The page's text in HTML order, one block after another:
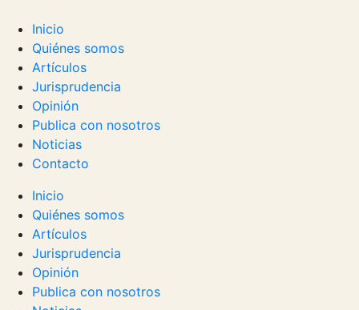
Inicio
Quiénes somos
Artículos
Jurisprudencia
Opinión
Publica con nosotros
Noticias
Contacto
Inicio
Quiénes somos
Artículos
Jurisprudencia
Opinión
Publica con nosotros